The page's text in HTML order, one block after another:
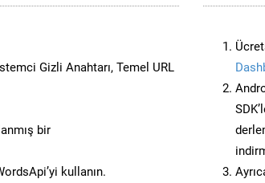
Gizli Anahtarı, Temel URL
bir
kullanın.